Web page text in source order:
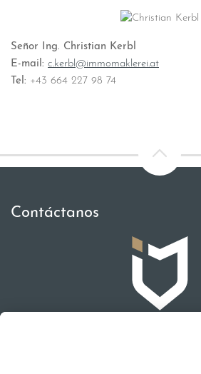
Señor Ing. Christian Kerbl
E-mail: c.kerbl@immomaklerei.at
Tel: +43 664 227 98 74
Contáctanos